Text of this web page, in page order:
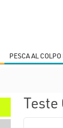
PESCA AL COLPO
Teste